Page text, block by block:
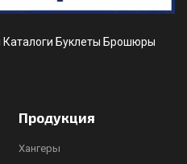
Каталоги Буклеты Брошюры
Продукция
Хангеры